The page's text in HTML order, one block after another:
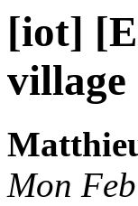
[iot]
village
Mon